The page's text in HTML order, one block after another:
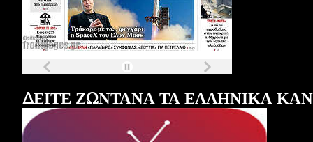
ΔΕΙΤΕ ΖΩΝΤΑΝΑ ΤΑ ΕΛΛΗΝΙΚΑ